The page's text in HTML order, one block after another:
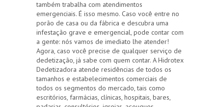
também trabalha com atendimentos
emergenciais. É isso mesmo. Caso você entre no
porão de casa ou da fábrica e descubra uma
infestação grave e emergencial, pode contar com
a gente: nós vamos de imediato lhe atender!
Agora, caso você precise de qualquer serviço de
dedetização, já sabe com quem contar. A Hidrotex
Dedetizadora atende residências de todos os
tamanhos e estabelecimentos comerciais de
todos os segmentos do mercado, tais como
escritórios, farmácias, clínicas, hospitais, bares,